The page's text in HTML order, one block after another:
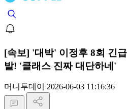
[속보] '대박' 이정후 8회 긴
발! '클래스 진짜 대단하네'
머니투데이 2026-06-03 11:16:36